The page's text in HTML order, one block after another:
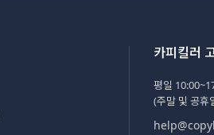
카피킬러
평일
(주말 및 공휴